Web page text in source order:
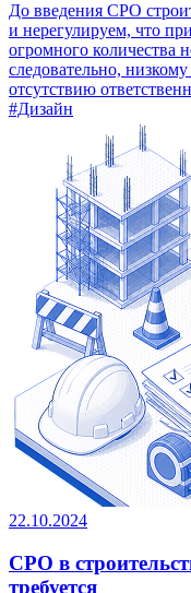
До введения СРО
и нерегулируем, что
огромного количества
следовательно,
отсутствию
#Дизайн
22.10.2024
СРО в
требуется